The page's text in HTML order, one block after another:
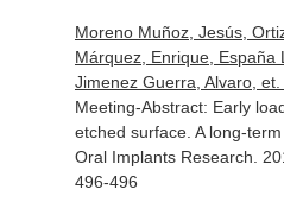
Moreno Muñoz, Jesús,
Márquez, Enrique, España
Jimenez Guerra, Alvaro, et.
Meeting-Abstract: Early
etched surface. A long-term
Oral Implants Research .
496-496